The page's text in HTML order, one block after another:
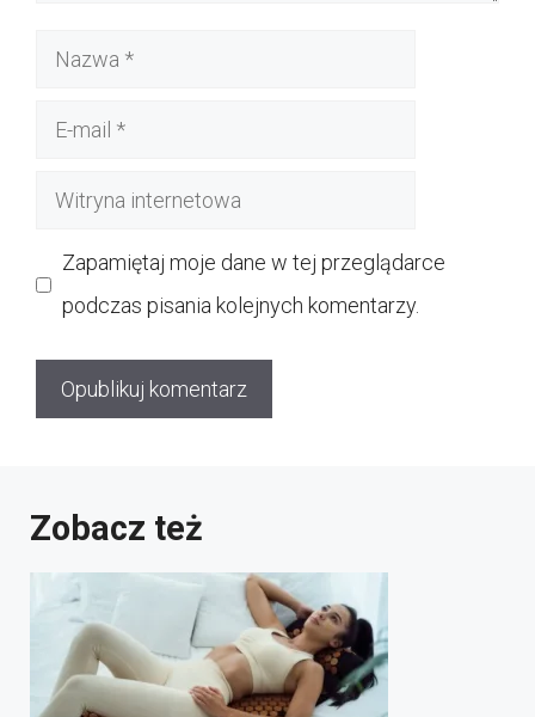
Nazwa
Witryna
Zapamiętaj moje dane w tej przeglądarce
podczas pisania kolejnych komentarzy.
Zobacz też